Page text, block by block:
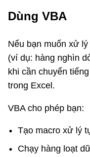
Dùng VBA
Nếu bạn muốn xử
(ví dụ: hàng nghìn
khi cần chuyển
trong Excel.
VBA cho phép bạn:
Tạo macro xử lý
Chạy hàng loạt